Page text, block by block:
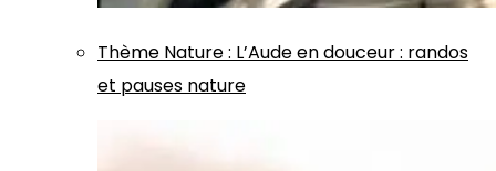
Thème Nature: L’Aude en douceur : randos
et pauses nature